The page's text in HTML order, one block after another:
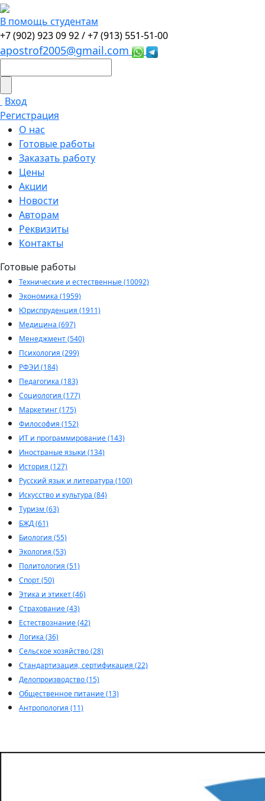
В помощь студентам
+7 (902) 923 09 92 /+7 (913) 551-51-00
apostrof2005@gmail.com
Вход
Регистрация
О нас
Готовые работы
Заказать работу
Цены
Акции
Новости
Авторам
Реквизиты
Контакты
Готовые работы
Технические и естественные (10092)
Экономика (1959)
Юриспруденция (1911)
Медицина (697)
Менеджмент (540)
Психология (299)
РФЭИ (184)
Педагогика (183)
Социология (177)
Маркетинг (175)
Философия (152)
ИТ и программирование (143)
Иностраные языки (134)
История (127)
Русский язык и литература (100)
Искусство и культура (84)
Туризм (63)
БЖД (61)
Биология (55)
Экология (53)
Политология (51)
Спорт (50)
Этика и этикет (46)
Страхование (43)
Естествознание (42)
Логика (36)
Сельское хозяйство (28)
Стандартизация, сертификация (22)
Делопроизводство (15)
Общественное питание (13)
Антропология (11)